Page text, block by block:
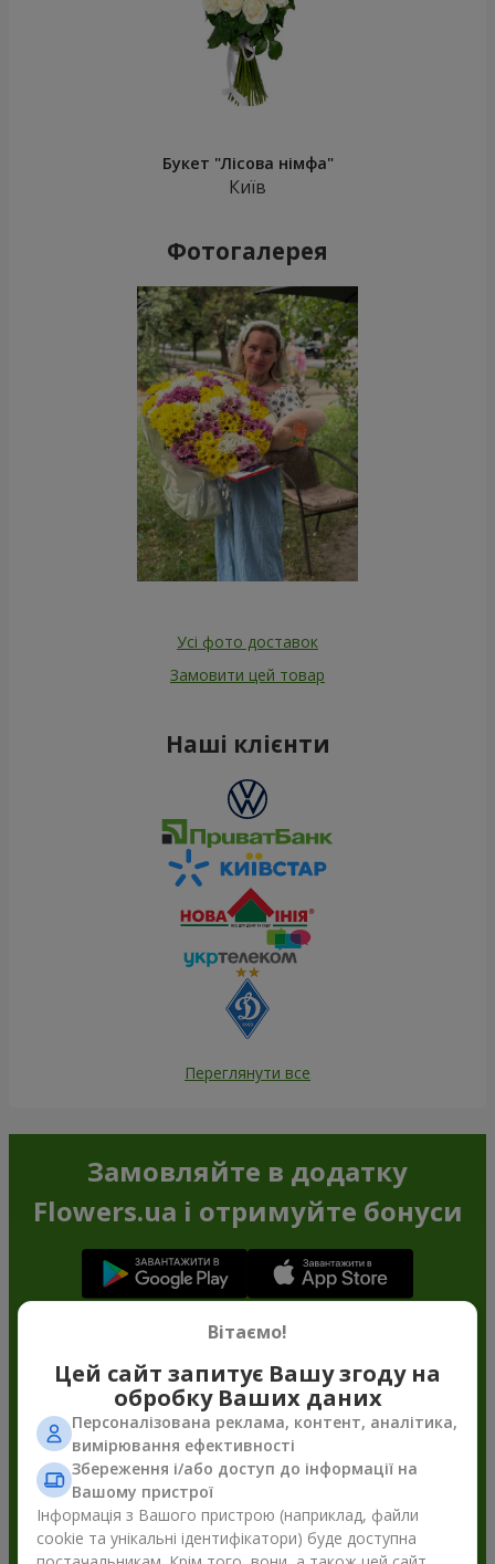
Букет "Лісова німфа"
Київ
Фотогалерея
Усі фото доставок
Замовити цей товар
Наші клієнти
Переглянути все
Замовляйте в додатку
Flowers.ua і отримуйте бонуси
Вітаємо!
Цей сайт запитує Вашу згоду на
обробку Ваших даних
Персоналізована реклама, контент, аналітика,
вимірювання ефективності
Збереження і/або доступ до інформації на
Вашому пристрої
Інформація з Вашого пристрою (наприклад, файли
cookie та унікальні ідентифікатори) буде доступна